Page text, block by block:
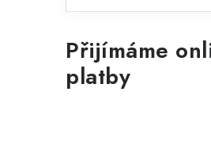
Přijímáme
platby